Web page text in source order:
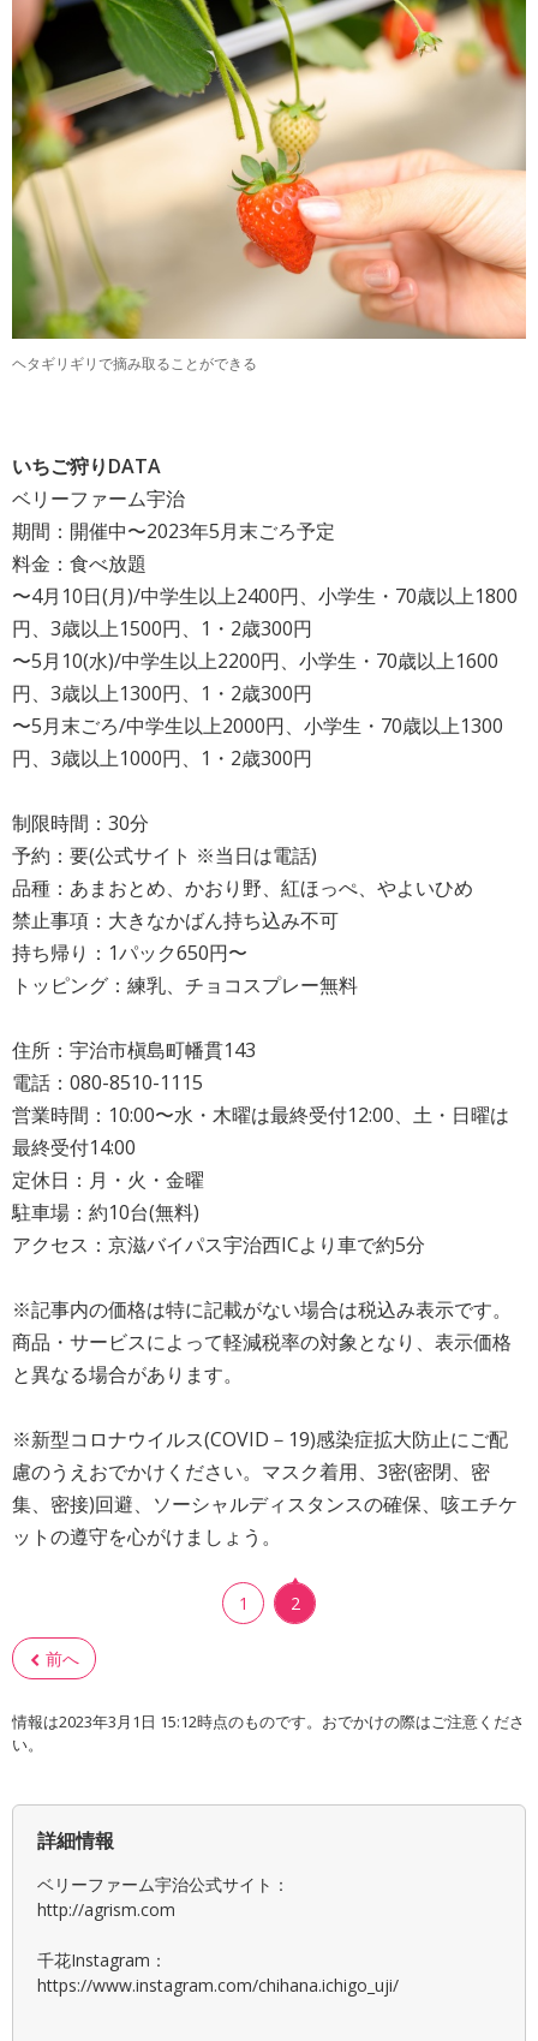
ヘタギリギリで摘み取ることができる
いちご狩りDATA
ベリーファーム宇治
期間：開催中〜2023年5月末ごろ予定
料金：食べ放題
〜4月10日(月)/中学生以上2400円、小学生・70歳以上1800
円、3歳以上1500円、1・2歳300円
〜5月10(水)/中学生以上2200円、小学生・70歳以上1600
円、3歳以上1300円、1・2歳300円
〜5月末ごろ/中学生以上2000円、小学生・70歳以上1300
円、3歳以上1000円、1・2歳300円
制限時間：30分
予約：要(公式サイト ※当日は電話)
品種：あまおとめ、かおり野、紅ほっぺ、やよいひめ
禁止事項：大きなかばん持ち込み不可
持ち帰り：1パック650円〜
トッピング：練乳、チョコスプレー無料
住所：宇治市槇島町幡貫143
電話：080-8510-1115
営業時間：10:00〜水・木曜は最終受付12:00、土・日曜は
最終受付14:00
定休日：月・火・金曜
駐車場：約10台(無料)
アクセス：京滋バイパス宇治西ICより車で約5分
※記事内の価格は特に記載がない場合は税込み表示です。
商品・サービスによって軽減税率の対象となり、表示価格
と異なる場合があります。
※新型コロナウイルス(COVID－19)感染症拡大防止にご配
慮のうえおでかけください。マスク着用、3密(密閉、密
集、密接)回避、ソーシャルディスタンスの確保、咳エチケ
ットの遵守を心がけましょう。
前へ
1 2
情報は2023年3月1日 15:12時点のものです。おでかけの際はご注意くださ
い。
詳細情報
ベリーファーム宇治公式サイト：
http://agrism.com
千花Instagram：
https://www.instagram.com/chihana.ichigo_uji/